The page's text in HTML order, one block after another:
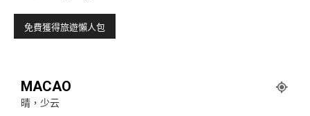
MACAO
晴，少云